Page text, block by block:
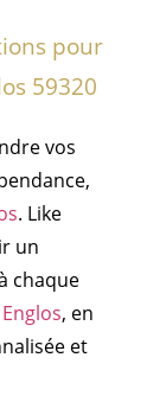
pour
59320
vos
. Like
un
chaque
, en
et